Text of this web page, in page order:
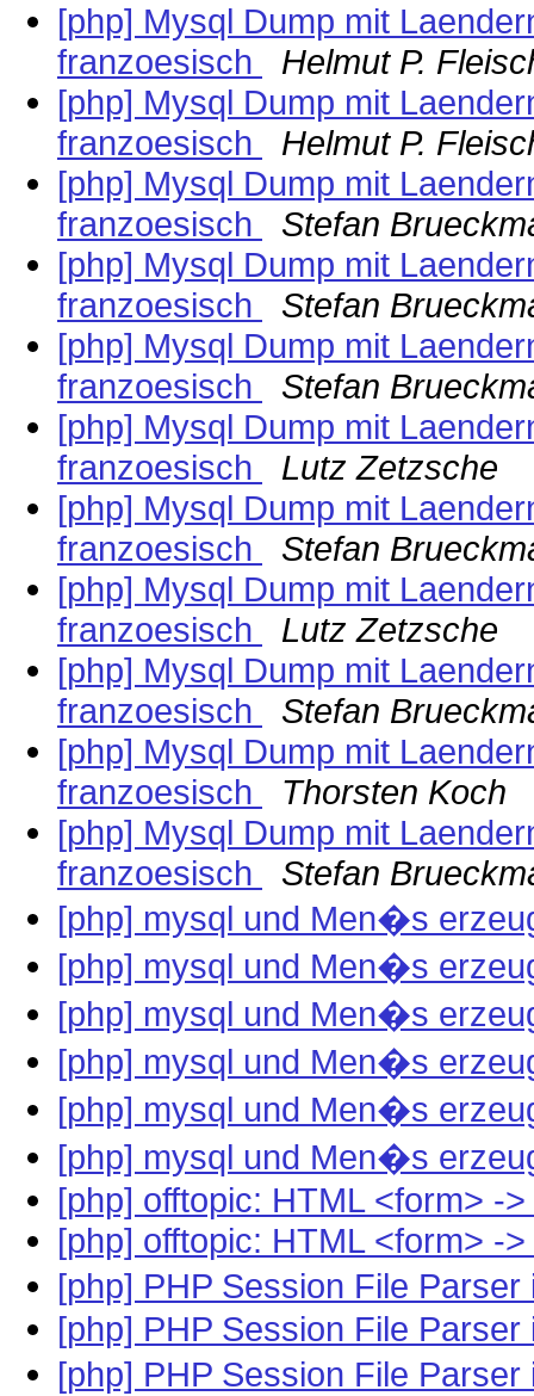
[php] Mysql Dump mit
franzoesisch
Helmut P.
[php] Mysql Dump mit
franzoesisch
Helmut P.
[php] Mysql Dump mit
franzoesisch
Stefan
[php] Mysql Dump mit
franzoesisch
Stefan
[php] Mysql Dump mit
franzoesisch
Stefan
[php] Mysql Dump mit
franzoesisch
Lutz Zetzsche
[php] Mysql Dump mit
franzoesisch
Stefan
[php] Mysql Dump mit
franzoesisch
Lutz Zetzsche
[php] Mysql Dump mit
franzoesisch
Stefan
[php] Mysql Dump mit
franzoesisch
Thorsten Koch
[php] Mysql Dump mit
franzoesisch
Stefan
[php] mysql und Men�s
[php] mysql und Men�s
[php] mysql und Men�s
[php] mysql und Men�s
[php] mysql und Men�s
[php] mysql und Men�s
[php] offtopic: HTML <form> -
[php] offtopic: HTML <form> -
[php] PHP Session File
[php] PHP Session File
[php] PHP Session File